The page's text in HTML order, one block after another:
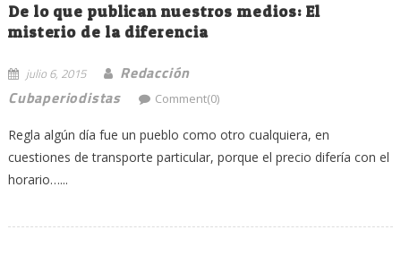
De lo que publican nuestros medios: El
misterio de la diferencia
julio 6, 2015
Redacción
Cubaperiodistas
Comment(0)
Regla algún día fue un pueblo como otro cualquiera, en
cuestiones de transporte particular, porque el precio difería con el
horario…...